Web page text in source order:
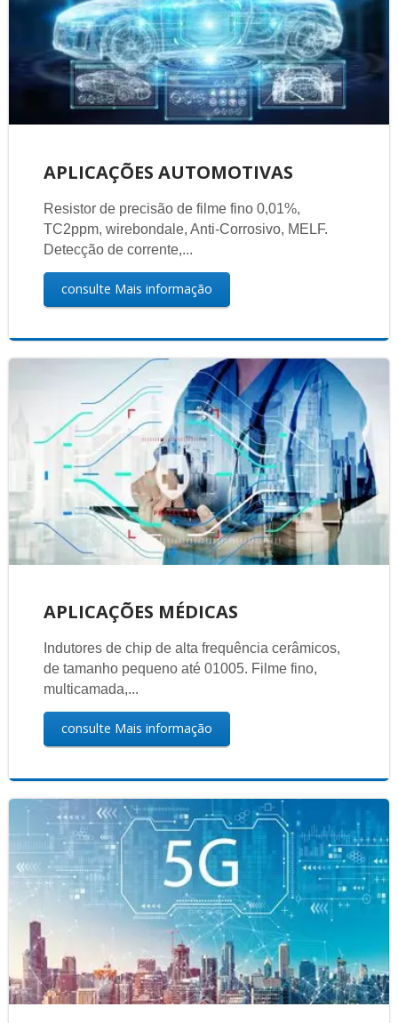
APLICAÇÕES AUTOMOTIVAS
Resistor de precisão de filme fino 0,01%,
TC2ppm, wirebondale, Anti-Corrosivo, MELF.
Detecção de corrente,...
consulte Mais informação
APLICAÇÕES MÉDICAS
Indutores de chip de alta frequência cerâmicos,
de tamanho pequeno até 01005. Filme fino,
multicamada,...
consulte Mais informação